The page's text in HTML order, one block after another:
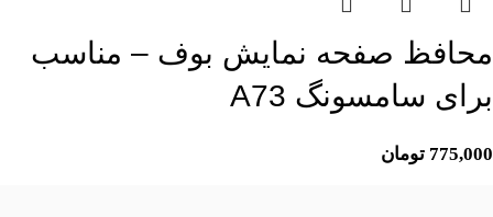
محافظ صفحه نمایش بوف – مناسب
برای سامسونگ A73
775,000 تومان